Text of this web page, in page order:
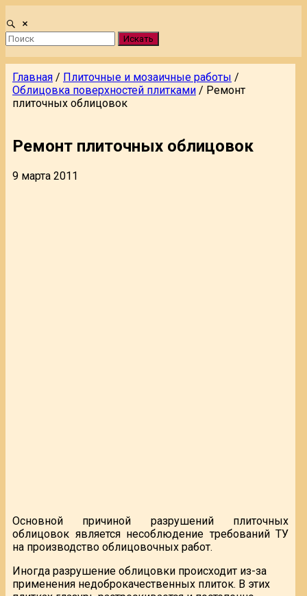
Искать
Главная / Плиточные и мозаичные работы /
Облицовка поверхностей плитками / Ремонт
плиточных облицовок
Ремонт плиточных облицовок
9 марта 2011
Основной причиной разрушений плиточных
облицовок является несоблюдение требований ТУ
на производство облицовочных работ.
Иногда разрушение облицовки происходит из-за
применения недоброкачественных плиток. В этих